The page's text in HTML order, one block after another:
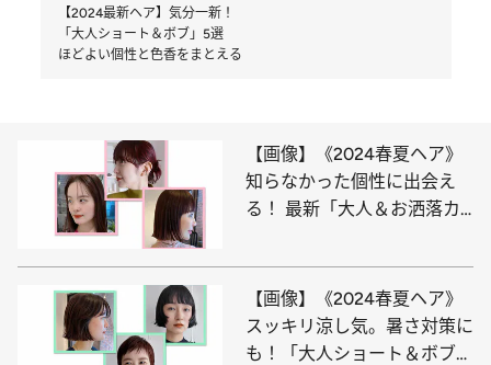
【2024最新ヘア】気分一新！
「大人ショート＆ボブ」5選
ほどよい個性と色香をまとえる
【画像】《2024春夏ヘア》
知らなかった個性に出会え
る！ 最新「大人＆お洒落カ
【画像】《2024春夏ヘア》
スッキリ涼し気。暑さ対策に
も！「大人ショート＆ボブ」